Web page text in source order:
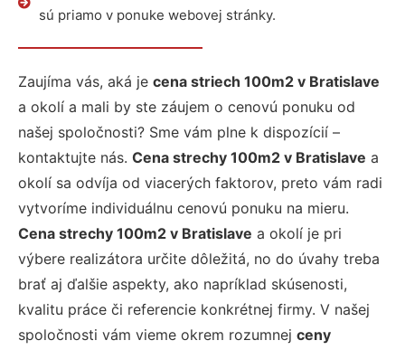
sú priamo v ponuke webovej stránky.
Zaujíma vás, aká je cena striech 100m2 v Bratislave
a okolí a mali by ste záujem o cenovú ponuku od
našej spoločnosti? Sme vám plne k dispozícií –
kontaktujte nás. Cena strechy 100m2 v Bratislave a
okolí sa odvíja od viacerých faktorov, preto vám radi
vytvoríme individuálnu cenovú ponuku na mieru.
Cena strechy 100m2 v Bratislave a okolí je pri
výbere realizátora určite dôležitá, no do úvahy treba
brať aj ďalšie aspekty, ako napríklad skúsenosti,
kvalitu práce či referencie konkrétnej firmy. V našej
spoločnosti vám vieme okrem rozumnej ceny